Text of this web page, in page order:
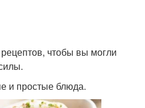
чтобы вы могли
и простые блюда.